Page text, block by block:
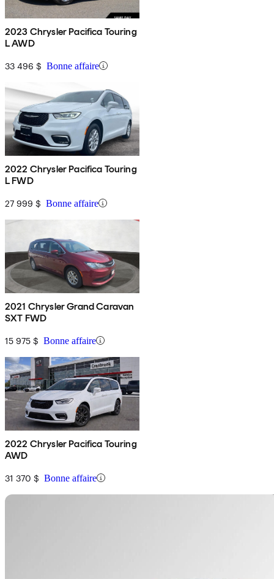
2023 Chrysler Pacifica Touring
L AWD
33 496 $ Bonne affaire
2022 Chrysler Pacifica Touring
L FWD
27 999 $ Bonne affaire
2021 Chrysler Grand Caravan
SXT FWD
15 975 $ Bonne affaire
2022 Chrysler Pacifica Touring
AWD
31 370 $ Bonne affaire